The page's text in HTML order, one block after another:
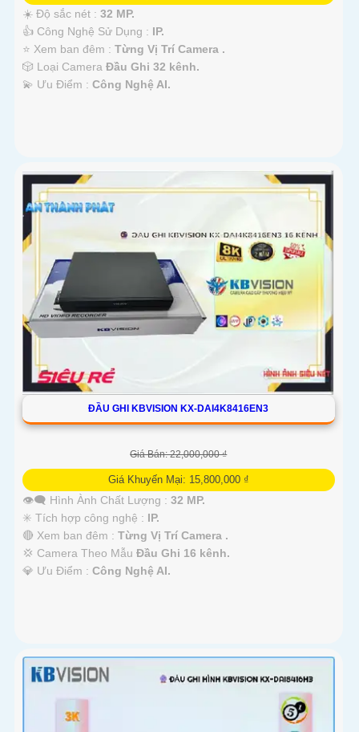
☀️ Độ sắc nét : 32 MP.
👍 Công Nghệ Sử Dụng : IP.
⭐ Xem ban đêm : Từng Vị Trí Camera .
🎲 Loại Camera Đầu Ghi 32 kênh.
️💫 Ưu Điểm : Công Nghệ AI.
ĐẦU GHI KBVISION KX-DAI4K8416EN3
Giá Bán: 22,000,000 ₫
Giá Khuyến Mại: 15,800,000 ₫
👁️‍🗨 Hình Ành Chất Lượng : 32 MP.
✳️ Tích hợp công nghệ : IP.
🔴 Xem ban đêm : Từng Vị Trí Camera .
💢 Camera Theo Mẫu Đầu Ghi 16 kênh.
️💎 Ưu Điểm : Công Nghệ AI.